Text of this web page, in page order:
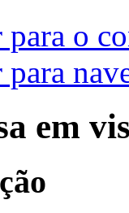
para o
para
em